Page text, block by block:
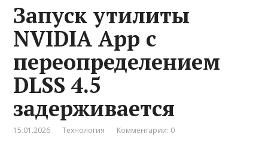
Запуск утилиты
NVIDIA App с
переопределением
DLSS 4.5
задерживается
15.01.2026 Технология Комментарии: 0